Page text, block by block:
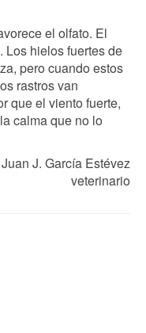
el olfato. El
Los hielos fuertes de
pero cuando estos
rastros van
que el viento fuerte,
calma que no lo
Juan J. García Estévez
veterinario